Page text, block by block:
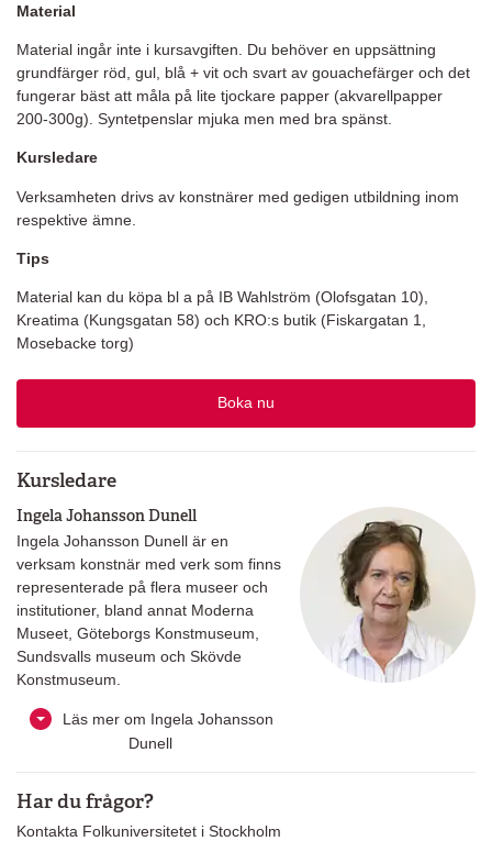
Material
Material ingår inte i kursavgiften. Du behöver en uppsättning
grundfärger röd, gul, blå + vit och svart av gouachefärger och det
fungerar bäst att måla på lite tjockare papper (akvarellpapper
200-300g). Syntetpenslar mjuka men med bra spänst.
Kursledare
Verksamheten drivs av konstnärer med gedigen utbildning inom
respektive ämne.
Tips
Material kan du köpa bl a på IB Wahlström (Olofsgatan 10),
Kreatima (Kungsgatan 58) och KRO:s butik (Fiskargatan 1,
Mosebacke torg)
Boka nu
Kursledare
Ingela Johansson Dunell
Ingela Johansson Dunell är en
verksam konstnär med verk som finns
representerade på flera museer och
institutioner, bland annat Moderna
Museet, Göteborgs Konstmuseum,
Sundsvalls museum och Skövde
Konstmuseum.
Dunell
Har du frågor?
Kontakta Folkuniversitetet i Stockholm